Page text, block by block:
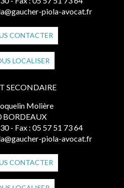
piola-avocat.fr
CONTACTER
LOCALISER
SECONDAIRE
Molière
BORDEAUX
- Fax : 05 57 51 73 64
piola-avocat.fr
CONTACTER